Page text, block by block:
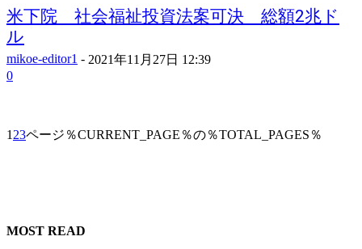
米下院 社会福祉投資法案可決 総額2兆ド
ル
mikoe-editor1 - 2021年11月27日 12:39
0
1 23ページ％CURRENT_PAGE％の％TOTAL_PAGES％
MOST READ